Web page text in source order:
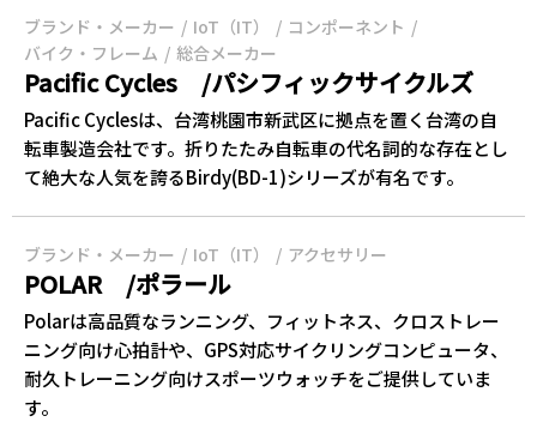
ブランド・メーカー IoT（IT）
コンポーネント
バイク・フレーム
総合メーカー
Pacific Cycles /パシフィックサイクルズ
Pacific Cyclesは、台湾桃園市新武区に拠点を置く台湾の自
転車製造会社です。折りたたみ自転車の代名詞的な存在とし
て絶大な人気を誇るBirdy(BD-1)シリーズが有名です。
ブランド・メーカー IoT（IT） アクセサリー
POLAR /ポラール
Polarは高品質なランニング、フィットネス、クロストレー
ニング向け心拍計や、GPS対応サイクリングコンピュータ、
耐久トレーニング向けスポーツウォッチをご提供していま
す。